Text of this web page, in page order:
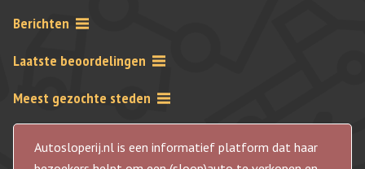
Berichten
Laatste beoordelingen
Meest gezochte steden
Autosloperij.nl is een informatief platform dat haar